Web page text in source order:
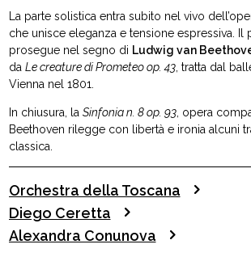
La parte solistica entra subito nel vivo
che unisce eleganza e tensione espressiva. Il
prosegue nel segno di Ludwig van
da Le creature di Prometeo op. 43, tratta dal
Vienna nel 1801.
In chiusura, la Sinfonia n. 8 op. 93, opera
Beethoven rilegge con libertà e ironia alcuni
classica.
Orchestra della Toscana
Diego Ceretta
Alexandra Conunova